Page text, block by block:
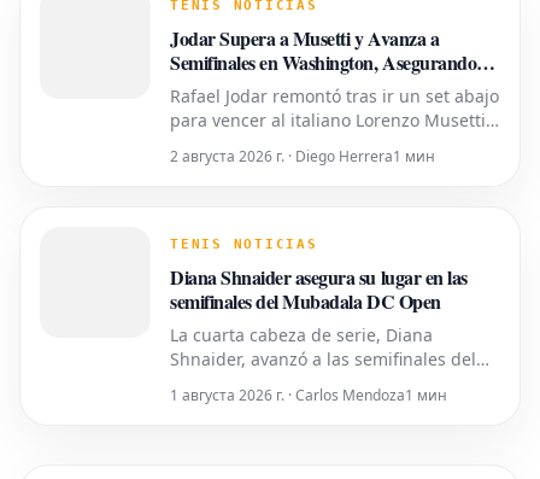
continuac
TENIS NOTICIAS
Jodar Supera a Musetti y Avanza a
Semifinales en Washington, Asegurando
un Puesto en el Top 20
Rafael Jodar remontó tras ir un set abajo
para vencer al italiano Lorenzo Musetti,
este viernes. Con esta victoria, Jodar ha
primera vez en el top 20 del Ranking PIF
2 августа 2026 г. · Diego Herrera1 мин
TENIS NOTICIAS
Diana Shnaider asegura su lugar en las
semifinales del Mubadala DC Open
La cuarta cabeza de serie, Diana
Shnaider, avanzó a las semifinales del
noche al derrotar a Liudmila Samsonova
1 августа 2026 г. · Carlos Mendoza1 мин